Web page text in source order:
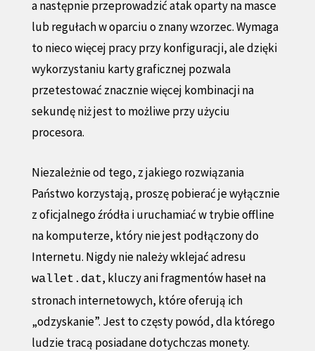
a następnie przeprowadzić atak oparty na masce
lub regułach w oparciu o znany wzorzec. Wymaga
to nieco więcej pracy przy konfiguracji, ale dzięki
wykorzystaniu karty graficznej pozwala
przetestować znacznie więcej kombinacji na
sekundę niż jest to możliwe przy użyciu
procesora.
Niezależnie od tego, z jakiego rozwiązania
Państwo korzystają, proszę pobierać je wyłącznie
z oficjalnego źródła i uruchamiać w trybie offline
na komputerze, który nie jest podłączony do
Internetu. Nigdy nie należy wklejać adresu
wallet.dat, kluczy ani fragmentów haseł na
stronach internetowych, które oferują ich
„odzyskanie”. Jest to częsty powód, dla którego
ludzie tracą posiadane dotychczas monety.